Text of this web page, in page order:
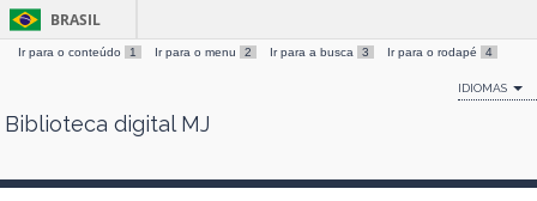
Skip
BRASIL
Ir para o conteúdo 1 Ir para o menu 2 Ir para a busca 3 Ir para o rodapé 4
IDIOMAS
Biblioteca digital MJ